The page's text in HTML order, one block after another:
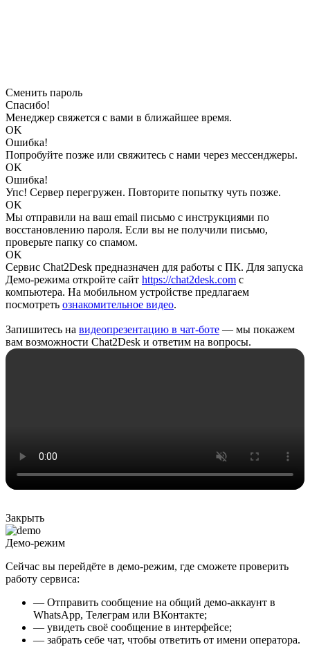
Сменить пароль
Спасибо!
Менеджер свяжется с вами в ближайшее время.
OK
Ошибка!
Попробуйте позже или свяжитесь с нами через мессенджеры.
OK
Ошибка!
Упс! Сервер перегружен. Повторите попытку чуть позже.
OK
Мы отправили на ваш email письмо с инструкциями по
восстановлению пароля. Если вы не получили письмо,
проверьте папку со спамом.
OK
Сервис Chat2Desk предназначен для работы с ПК. Для запуска
Демо-режима откройте сайт https://chat2desk.com с
компьютера. На мобильном устройстве предлагаем
посмотреть ознакомительное видео.
Запишитесь на видеопрезентацию в чат-боте — мы покажем
вам возможности Chat2Desk и ответим на вопросы.
Закрыть
Демо-режим
Сейчас вы перейдёте в демо-режим, где сможете проверить
работу сервиса:
— Отправить сообщение на общий демо-аккаунт в
WhatsApp, Телеграм или ВКонтакте;
— увидеть своё сообщение в интерфейсе;
— забрать себе чат, чтобы ответить от имени оператора.